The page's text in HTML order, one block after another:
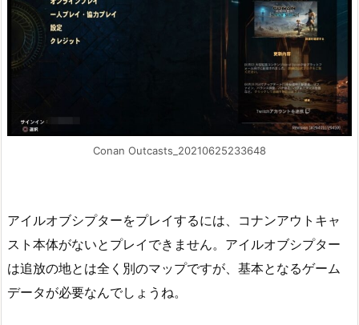
Conan Outcasts_20210625233648
アイルオブシプターをプレイするには、コナンアウトキャ
スト本体がないとプレイできません。アイルオブシプター
は追放の地とは全く別のマップですが、基本となるゲーム
データが必要なんでしょうね。